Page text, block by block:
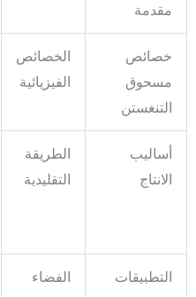
مقدمة
خصائص
مسحوق
التنغستن
الخصائص
الفيزيائية
أساليب
الانتاج
الطريقة
التقليدية
التطبيقات الفضاء